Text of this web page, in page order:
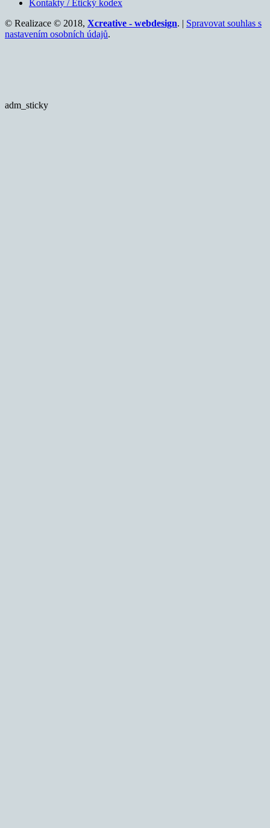
Kontakty / Etický kodex
© Realizace © 2018, Xcreative - webdesign. | Spravovat souhlas s
nastavením osobních údajů.
adm_sticky